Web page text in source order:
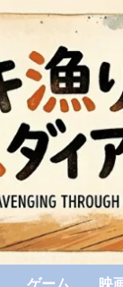
ゲーム 映